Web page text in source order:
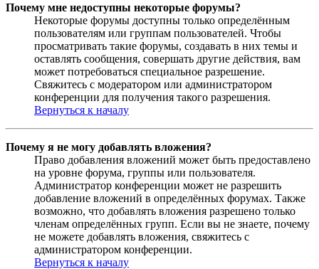
Почему мне недоступны некоторые форумы?
Некоторые форумы доступны только определённым
пользователям или группам пользователей. Чтобы
просматривать такие форумы, создавать в них темы и
оставлять сообщения, совершать другие действия, вам
может потребоваться специальное разрешение.
Свяжитесь с модератором или администратором
конференции для получения такого разрешения.
Вернуться к началу
Почему я не могу добавлять вложения?
Право добавления вложений может быть предоставлено
на уровне форума, группы или пользователя.
Администратор конференции может не разрешить
добавление вложений в определённых форумах. Также
возможно, что добавлять вложения разрешено только
членам определённых групп. Если вы не знаете, почему
не можете добавлять вложения, свяжитесь с
администратором конференции.
Вернуться к началу